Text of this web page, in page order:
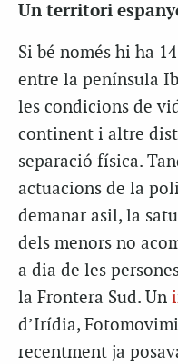
Un territori
Si bé només hi ha
entre la península
les condicions de
continent i altre
separació física.
actuacions de la
demanar asil, la
dels menors no
a dia de les
la Frontera Sud. Un
d’Irídia,
recentment ja